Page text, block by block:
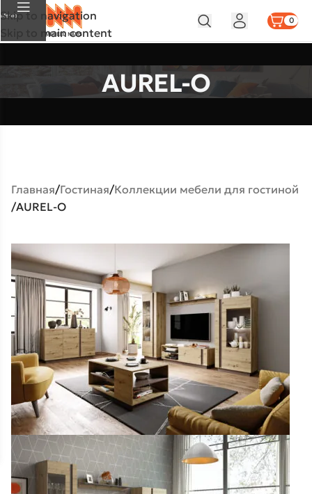
Skip to navigation
Skip to main content
Меню 0
AUREL-O
Главная Гостиная Коллекции мебели для гостиной
AUREL-O